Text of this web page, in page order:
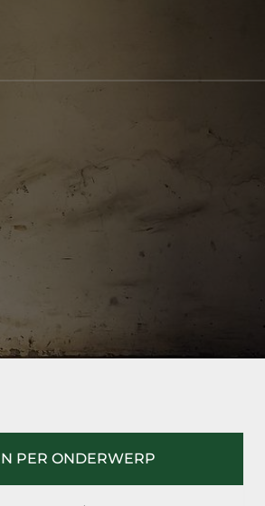
PER ONDERWERP